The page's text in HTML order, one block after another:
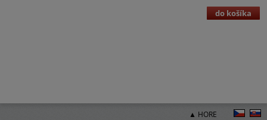
do košíka
▲ HORE